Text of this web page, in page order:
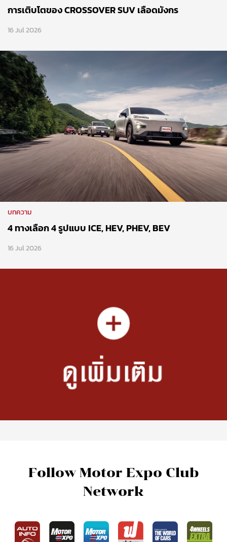
การเติบโตของ CROSSOVER SUV เลือดมังกร
16 Jul 2026
บทความ
4 ทางเลือก 4 รูปแบบ ICE, HEV, PHEV, BEV
16 Jul 2026
Follow Motor Expo Club
Network